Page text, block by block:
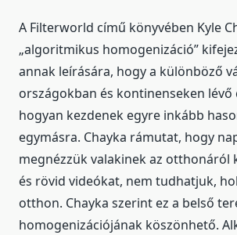
A Filterworld című könyvében Kyle
„algoritmikus homogenizáció”
annak leírására, hogy a különböző
országokban és kontinenseken
hogyan kezdenek egyre inkább
egymásra. Chayka rámutat, hogy
megnézzük valakinek az otthonáról
és rövid videókat, nem tudhatjuk,
otthon. Chayka szerint ez a belső
homogenizációjának köszönhető.